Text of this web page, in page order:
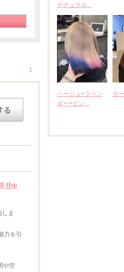
1
the
ま
力を引
や空
ナチュラル...
ベージュ×ラベン
ダー×ピン...
ガ